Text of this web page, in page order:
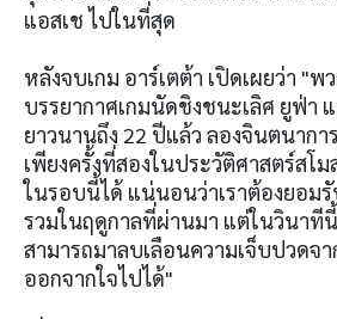
แอสเช ไปในที่สุด
หลังจบเกม อาร์เตต้า เปิดเผยว่า "พ
บรรยากาศเกมนัดชิงชนะเลิศ ยูฟ่า
ยาวนานถึง 22 ปีแล้ว ลองจินตนากา
เพียงครั้งที่สองในประวัติศาสตร์สโม
ในรอบนี้ได้ แน่นอนว่าเราต้องยอม
รวมในฤดูกาลที่ผ่านมา แต่ในวินาที
สามารถมาลบเลือนความเจ็บปวดจ
ออกจากใจไปได้"